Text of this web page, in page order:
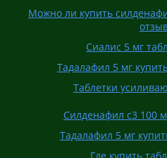
Можно ли купить
Сиалис 5 мг
Тадалафил 5 мг
Таблетки
Силденафил с3 100
Тадалафил 5 мг